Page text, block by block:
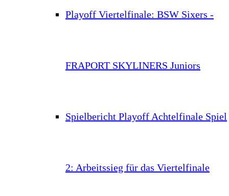
Playoff Viertelfinale: BSW Sixers -
FRAPORT SKYLINERS Juniors
Spielbericht Playoff Achtelfinale Spiel
2: Arbeitssieg für das Viertelfinale